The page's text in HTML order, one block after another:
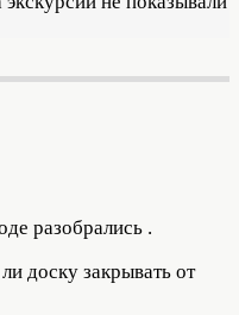
разобрались .
доску закрывать от